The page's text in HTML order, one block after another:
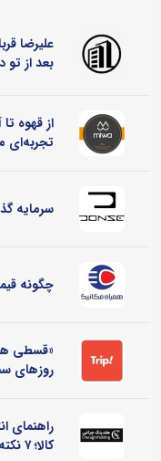
علیرضا
بعد از تو
از قهوه
تجربه‌ای
سرمایه
چگونه
«قسطی
روزهای
راهنمای
کالا؛ ۷ نکته مهم قبل از ثبت سفارش